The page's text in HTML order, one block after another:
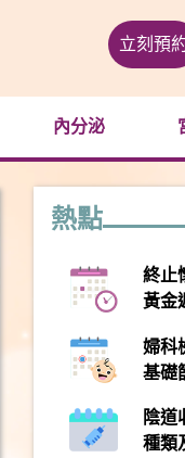
立刻預
內分泌
熱點
終止
黃金
婦科
基礎
陰道
種類